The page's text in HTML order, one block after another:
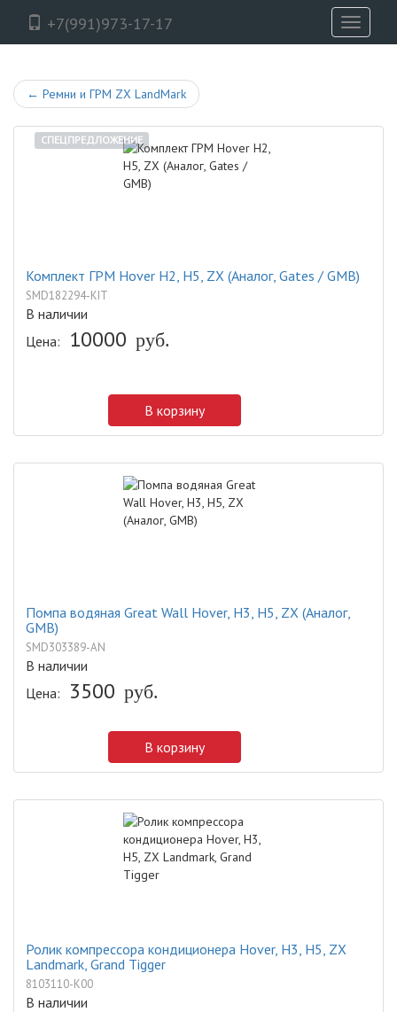
+7(991)973-17-17
Toggle
← Ремни и ГРМ ZX LandMark
СПЕЦПРЕДЛОЖЕНИЕ
Комплект ГРМ Hover H2, H5, ZX (Аналог, Gates / GMB)
SMD182294-KIT
В наличии
Цена:
10000 руб.
В корзину
Помпа водяная Great Wall Hover, H3, H5, ZX (Аналог,
GMB)
SMD303389-AN
В наличии
Цена:
3500 руб.
В корзину
Ролик компрессора кондиционера Hover, H3, H5, ZX
Landmark, Grand Tigger
8103110-K00
В наличии